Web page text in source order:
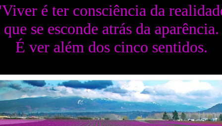
é ter consciência da
que se esconde atrás da aparência.
É ver além dos cinco sentidos.